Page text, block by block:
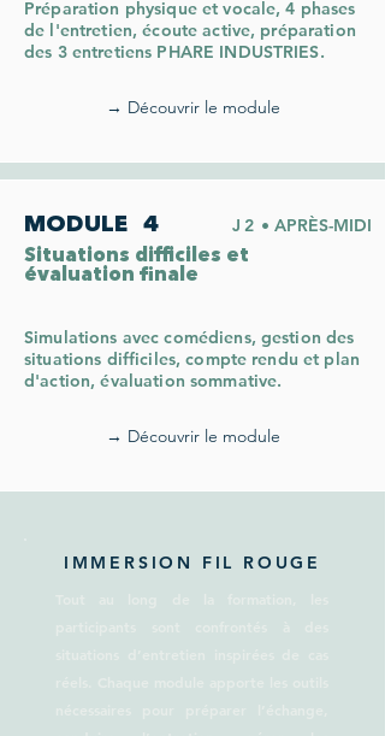
Préparation physique et vocale, 4 phases
de l'entretien, écoute active, préparation
des 3 entretiens PHARE INDUSTRIES.
→ Découvrir le module
MODULE 4 J2 • APRÈS-MIDI
Situations difficiles et
évaluation finale
Simulations avec comédiens, gestion des
situations difficiles, compte rendu et plan
d'action, évaluation sommative.
→ Découvrir le module
IMMERSION FIL ROUGE